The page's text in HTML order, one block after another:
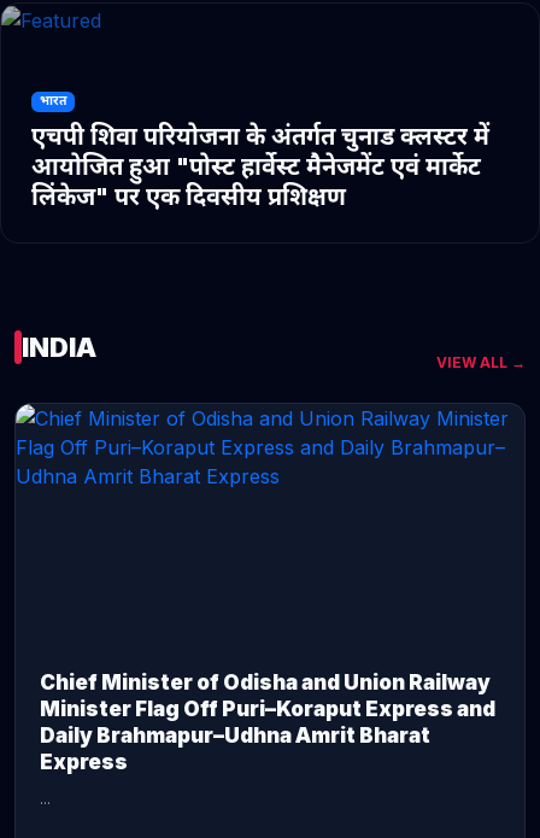
भारत
एचपी शिवा परियोजना के अंतर्गत चुनाड क्लस्टर में
आयोजित हुआ "पोस्ट हार्वेस्ट मैनेजमेंट एवं मार्केट
लिंकेज" पर एक दिवसीय प्रशिक्षण
INDIA VIEW ALL →
Chief Minister of Odisha and Union Railway
Minister Flag Off Puri–Koraput Express and
Daily Brahmapur–Udhna Amrit Bharat
Express
...